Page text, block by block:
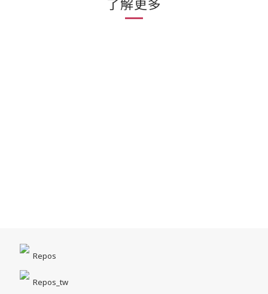
了解更多
Repos
Repos_tw